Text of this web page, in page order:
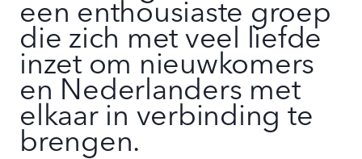
een enthousiaste groep
die zich met veel liefde
inzet om nieuwkomers
en Nederlanders met
elkaar in verbinding te
brengen.